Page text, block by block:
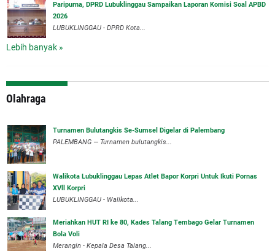
Paripurna, DPRD Lubuklinggau Sampaikan Laporan Komisi Soal APBD
2026
LUBUKLINGGAU - DPRD Kota...
Lebih banyak »
Olahraga
Turnamen Bulutangkis Se-Sumsel Digelar di Palembang
PALEMBANG — Turnamen bulutangkis...
Walikota Lubuklinggau Lepas Atlet Bapor Korpri Untuk Ikuti Pornas
XVll Korpri
LUBUKLINGGAU - Walikota...
Meriahkan HUT RI ke 80, Kades Talang Tembago Gelar Turnamen
Bola Voli
Merangin - Kepala Desa Talang...